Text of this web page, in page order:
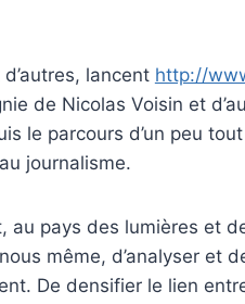
lancent http://
de Nicolas Voisin et
le parcours d’un peu
journalisme.
au pays des lumières et
même, d’analyser et
De densifier le lien